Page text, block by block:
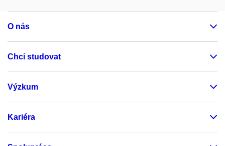
O nás
Chci studovat
Výzkum
Kariéra